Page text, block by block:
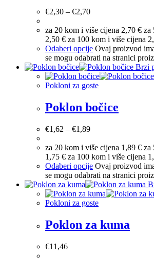
€2,30 – €2,70
za 20 kom i više cijena 2,70 €
2,50 € za 100 kom i više cijena
Odaberi opcije Ovaj proizvod
se mogu odabrati na stranici
Brzi
Pokloni za goste
Poklon bočice
€1,62 – €1,89
za 20 kom i više cijena 1,89 €
1,75 € za 100 kom i više cijena
Odaberi opcije Ovaj proizvod
se mogu odabrati na stranici
Pokloni za goste
Poklon za kuma
€11,46